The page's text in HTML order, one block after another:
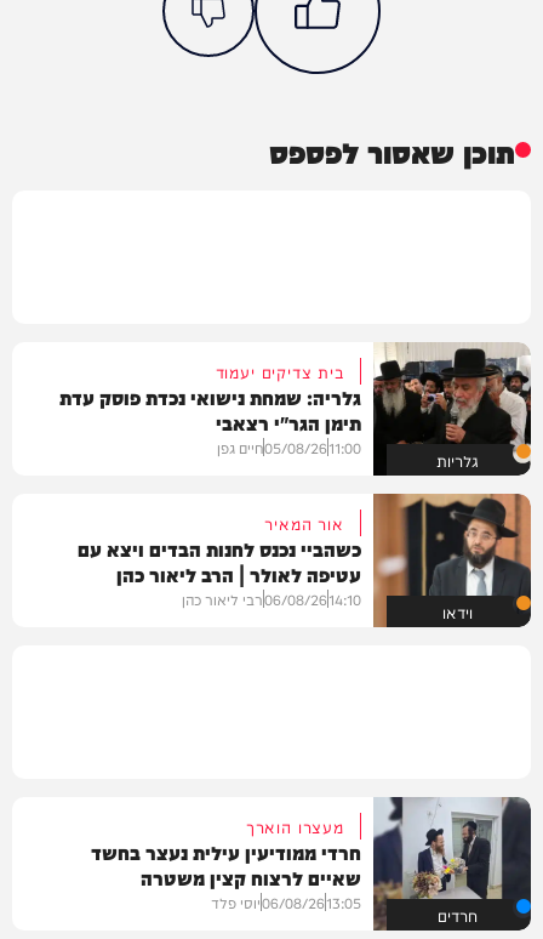
תוכן שאסור לפספס
גלריות
בית צדיקים יעמוד
גלריה: שמחת נישואי נכדת פוסק עדת
תימן הגר"י רצאבי
11:00
05/08/26חיים גפן
וידאו
אור המאיר
כשהביי נכנס לחנות הבדים ויצא עם
עטיפה לאולר | הרב ליאור כהן
14:10
06/08/26רבי ליאור כהן
חרדים
מעצרו הוארך
חרדי ממודיעין עילית נעצר בחשד
שאיים לרצוח קצין משטרה
13:05
06/08/26יוסי פלד